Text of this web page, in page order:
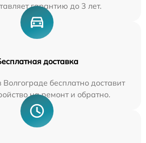
гарантию до 3 лет.
доставка
бесплатно доставит
на ремонт и обратно.